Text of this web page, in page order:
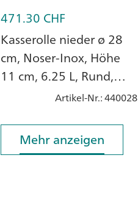
471.30 CHF
Kasserolle nieder ø 28
cm, Noser-Inox, Höhe
11 cm, 6.25 L, Rund,
CNS 18/10Artikel-Nr.: 440028
Mehr anzeigen
Mehr anzeigen